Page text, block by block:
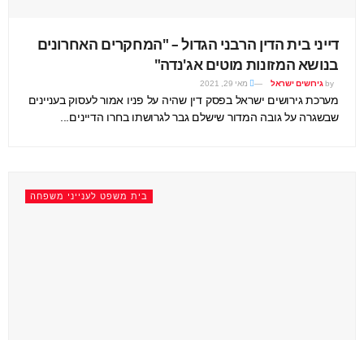
דייני בית הדין הרבני הגדול – "המחקרים האחרונים
בנושא המזונות מוטים אג'נדה"
by גירושים ישראל מאי 29, 2021
מערכת גירושים ישראל בפסק דין שהיה על פניו אמור לעסוק בעניינים
שבשגרה על גובה המדור שישלם גבר לגרושתו בחרו הדיינים...
בית משפט לענייני משפחה